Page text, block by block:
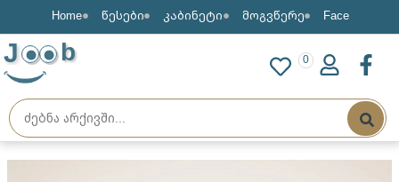
Home წესები კაბინეტი მოგვწერე Face
J b 0